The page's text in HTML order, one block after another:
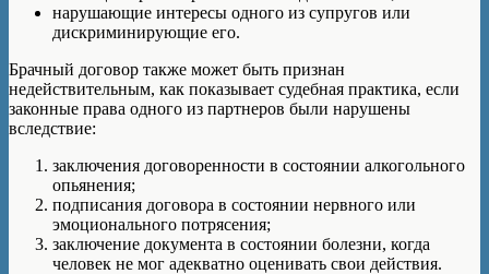
нарушающие интересы одного из супругов или
дискриминирующие его.
Брачный договор также может быть признан
недействительным, как показывает судебная практика, если
законные права одного из партнеров были нарушены
вследствие:
заключения договоренности в состоянии алкогольного
опьянения;
подписания договора в состоянии нервного или
эмоционального потрясения;
заключение документа в состоянии болезни, когда
человек не мог адекватно оценивать свои действия.